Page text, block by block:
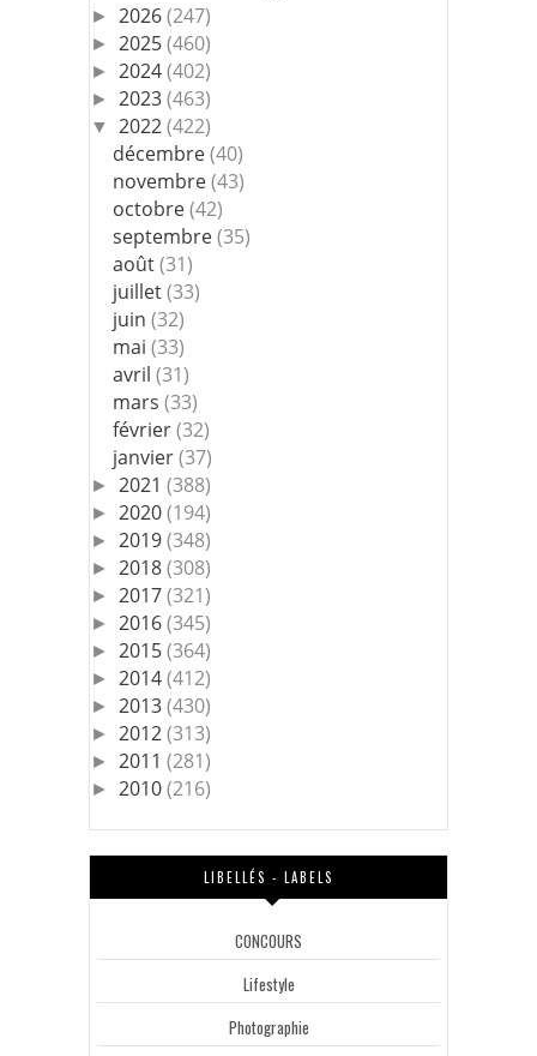
► 2026(247)
► 2025(460)
► 2024(402)
► 2023(463)
▼ 2022(422)
décembre(40)
novembre(43)
octobre(42)
septembre(35)
août(31)
juillet(33)
juin(32)
mai(33)
avril(31)
mars(33)
février(32)
janvier(37)
► 2021 (388)
► 2020(194)
► 2019(348)
► 2018(308)
► 2017(321)
► 2016(345)
► 2015(364)
► 2014(412)
► 2013(430)
► 2012(313)
► 2011 (281)
► 2010(216)
LIBELLÉS - LABELS
CONCOURS
Lifestyle
Photographie